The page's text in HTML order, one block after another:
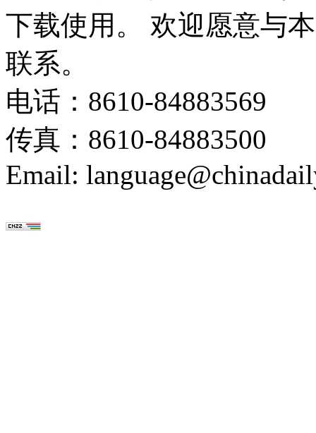
下载使用。 欢迎愿意与
联系。
电话：8610-84883569
传真：8610-84883500
Email: